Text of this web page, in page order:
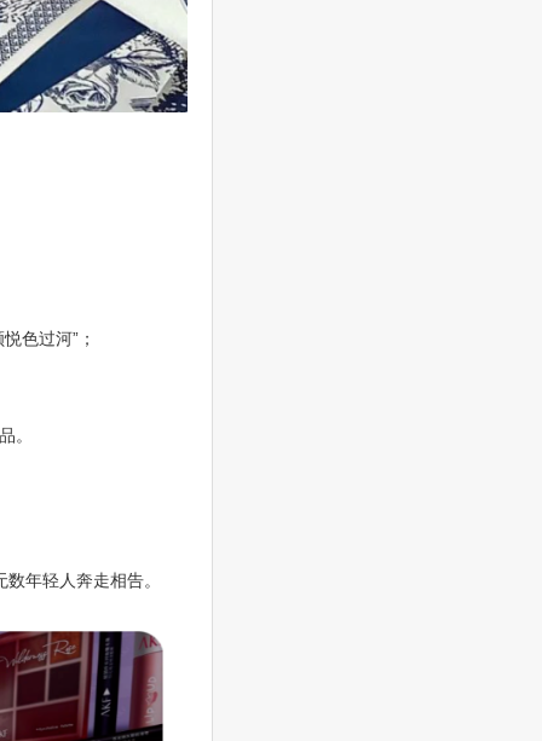
色过河”；
。
年轻人奔走相告。